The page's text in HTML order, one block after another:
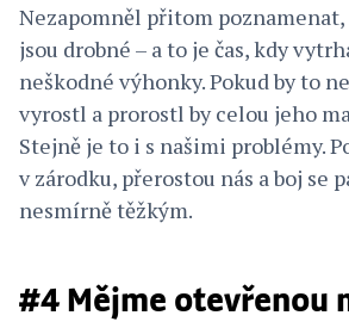
Nezapomněl přitom
jsou drobné – a to je čas, kdy
neškodné výhonky. Pokud by to
vyrostl a prorostl by celou jeho
Stejně je to i s našimi problémy.
v zárodku, přerostou nás a boj se
nesmírně těžkým.
#4 Mějme otevřenou